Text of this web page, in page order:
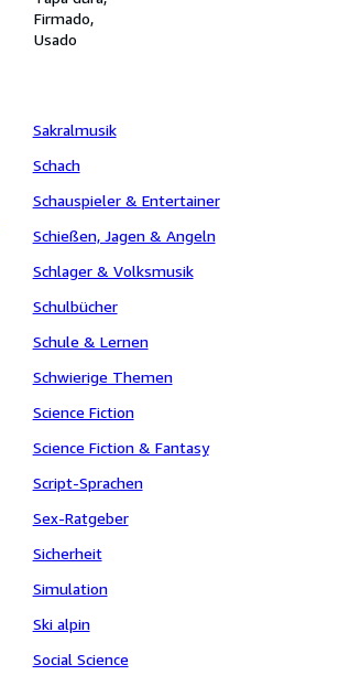
Firmado
Usado
Sakralmusik
Schach
Schauspieler & Entertainer
Schießen, Jagen & Angeln
Schlager & Volksmusik
Schulbücher
Schule & Lernen
Schwierige Themen
Science Fiction
Science Fiction & Fantasy
Script-Sprachen
Sex-Ratgeber
Sicherheit
Simulation
Ski alpin
Social Science